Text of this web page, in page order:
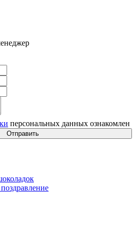
персональных данных ознакомлен
Отправить